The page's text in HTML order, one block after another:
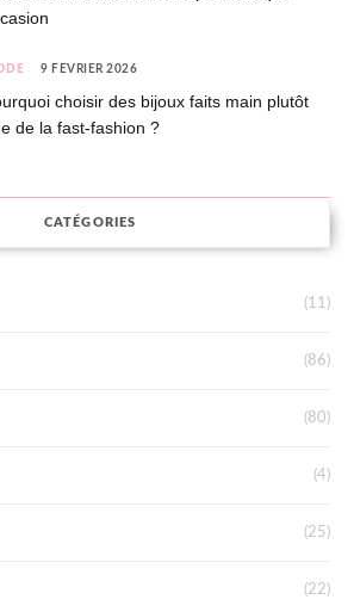
9 FÉVRIER 2026
choisir des bijoux faits main plutôt
de la fast-fashion ?
CATÉGORIES
(11)
(86)
(80)
(4)
(25)
(22)